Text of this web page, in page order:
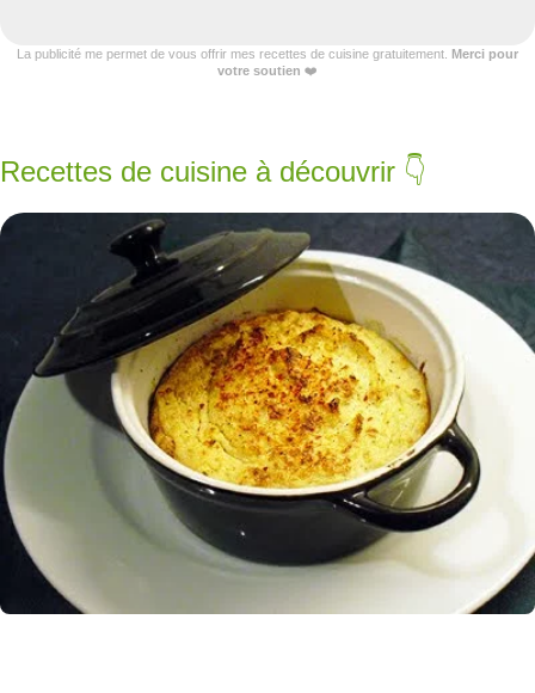
La publicité me permet de vous offrir mes recettes de cuisine gratuitement. Merci pour
votre soutien ❤️
Recettes de cuisine à découvrir 👇